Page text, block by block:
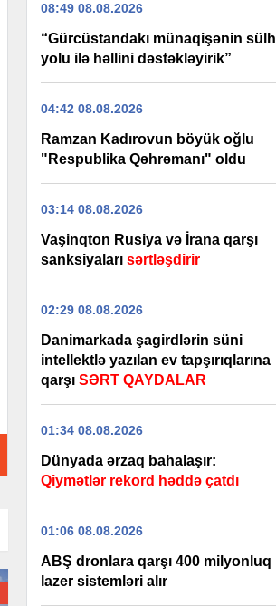
08:49 08.08.2026
“Gürcüstandakı münaqişənin sülh
yolu ilə həllini dəstəkləyirik”
04:42 08.08.2026
Ramzan Kadırovun böyük oğlu
"Respublika Qəhrəmanı" oldu
03:14 08.08.2026
Vaşinqton Rusiya və İrana qarşı
sanksiyaları sərtləşdirir
02:29 08.08.2026
Danimarkada şagirdlərin süni
intellektlə yazılan ev tapşırıqlarına
qarşı SƏRT QAYDALAR
01:34 08.08.2026
Dünyada ərzaq bahalaşır:
Qiymətlər rekord həddə çatdı
01:06 08.08.2026
ABŞ dronlara qarşı 400 milyonluq
lazer sistemləri alır